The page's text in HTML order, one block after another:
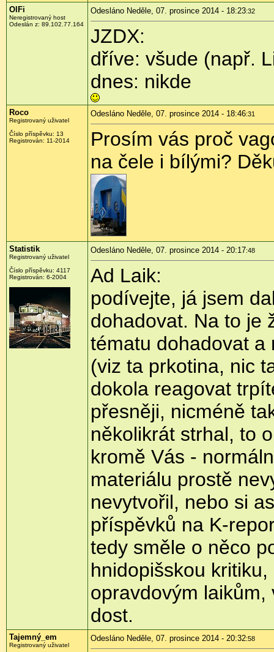
OlFi
Neregistrovaný host
Odeslán z: 89.102.77.164
Odesláno Neděle, 07. prosince 2014 - 18:23:32
JZDX:
dříve: všude (např.
dnes: nikde
Roco
Registrovaný uživatel
Číslo příspěvku: 13
Registrován: 11-2014
Odesláno Neděle, 07. prosince 2014 - 18:46:31
Prosím vás proč
na čele i bílými?
Statistik
Registrovaný uživatel
Číslo příspěvku: 4117
Registrován: 6-2004
Odesláno Neděle, 07. prosince 2014 - 20:17:48
Ad Laik:
podívejte, já jsem
dohadovat. Na to je
tématu dohadovat a
(viz ta prkotina, nic
dokola reagovat
přesněji, nicméně
několikrát strhal, to
kromě Vás -
materiálu prostě
nevytvořil, nebo si
příspěvků na K-
tedy směle o něco
hnidopišskou
opravdovým
dost.
Tajemný_em
Registrovaný uživatel
Odesláno Neděle, 07. prosince 2014 - 20:32:58